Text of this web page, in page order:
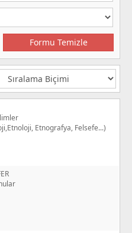
Etnografya, Felsefe...)